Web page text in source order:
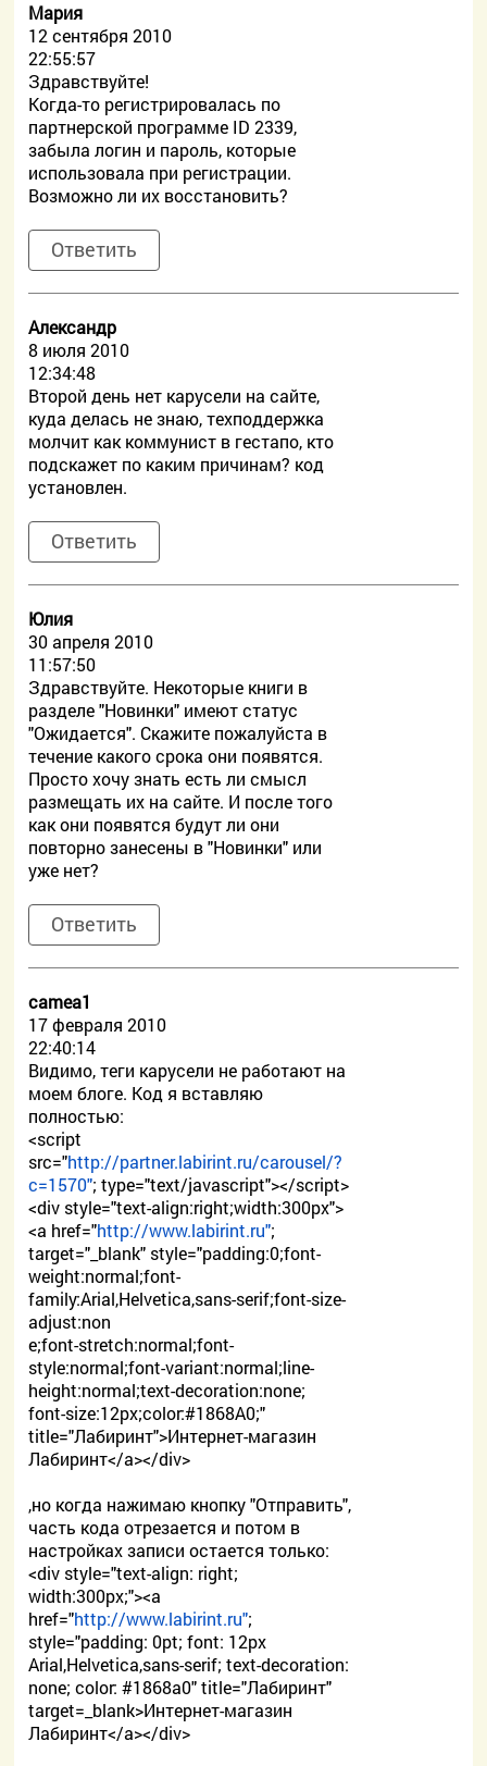
Мария
12 сентября 2010
22:55:57
Здравствуйте!
Когда-то регистрировалась по
партнерской программе ID 2339,
забыла логин и пароль, которые
использовала при регистрации.
Возможно ли их восстановить?
Ответить
Александр
8 июля 2010
12:34:48
Второй день нет карусели на сайте,
куда делась не знаю, техподдержка
молчит как коммунист в гестапо, кто
подскажет по каким причинам? код
установлен.
Ответить
Юлия
30 апреля 2010
11:57:50
Здравствуйте. Некоторые книги в
разделе "Новинки" имеют статус
"Ожидается". Скажите пожалуйста в
течение какого срока они появятся.
Просто хочу знать есть ли смысл
размещать их на сайте. И после того
как они появятся будут ли они
повторно занесены в "Новинки" или
уже нет?
Ответить
camea1
17 февраля 2010
22:40:14
Видимо, теги карусели не работают на
моем блоге. Код я вставляю
полностью:
<script
src="http://partner.labirint.ru/carousel/?
c=1570"; type="text/javascript"></script>
<div style="text-align:right;width:300px">
<a href="http://www.labirint.ru";
target="_blank" style="padding:0;font-
weight:normal;font-
family:Arial,Helvetica,sans-serif;font-size-
adjust:non
e;font-stretch:normal;font-
style:normal;font-variant:normal;line-
height:normal;text-decoration:none;
font-size:12px;color:#1868A0;"
title="Лабиринт">Интернет-магазин
Лабиринт</a></div>
,но когда нажимаю кнопку "Отправить",
часть кода отрезается и потом в
настройках записи остается только:
<div style="text-align: right;
width:300px;"><a
href="http://www.labirint.ru";
style="padding: 0pt; font: 12px
Arial,Helvetica,sans-serif; text-decoration:
none; color: #1868a0" title="Лабиринт"
target=_blank>Интернет-магазин
Лабиринт</a></div>